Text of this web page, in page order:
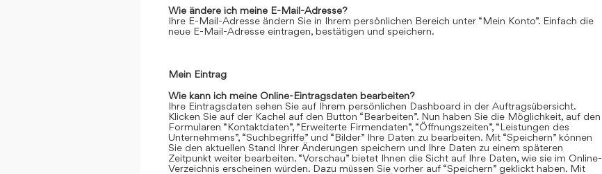
Wie ändere ich meine E-Mail-Adresse?
Ihre E-Mail-Adresse ändern Sie in Ihrem persönlichen Bereich unter “Mein Konto”. Einfach die
neue E-Mail-Adresse eintragen, bestätigen und speichern.
Mein Eintrag
Wie kann ich meine Online-Eintragsdaten bearbeiten?
Ihre Eintragsdaten sehen Sie auf Ihrem persönlichen Dashboard in der Auftragsübersicht.
Klicken Sie auf der Kachel auf den Button “Bearbeiten”. Nun haben Sie die Möglichkeit, auf den
Formularen “Kontaktdaten”, “Erweiterte Firmendaten”, “Öffnungszeiten”, “Leistungen des
Unternehmens”, “Suchbegriffe” und “Bilder” Ihre Daten zu bearbeiten. Mit “Speichern” können
Sie den aktuellen Stand Ihrer Änderungen speichern und Ihre Daten zu einem späteren
Zeitpunkt weiter bearbeiten. “Vorschau” bietet Ihnen die Sicht auf Ihre Daten, wie sie im Online-
Verzeichnis erscheinen würden. Dazu müssen Sie vorher auf “Speichern” geklickt haben. Mit